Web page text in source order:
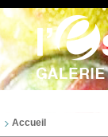
Accueil